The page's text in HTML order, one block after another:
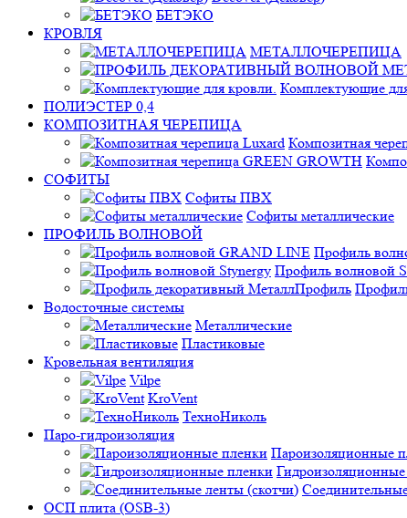
БЕТЭКО
КРОВЛЯ
МЕТАЛЛОЧЕРЕПИЦА
Комплектующие
ПОЛИЭСТЕР 0,4
КОМПОЗИТНАЯ ЧЕРЕПИЦА
Композитная
СОФИТЫ
Софиты ПВХ
Софиты металлические
ПРОФИЛЬ ВОЛНОВОЙ
Профиль
Профиль волновой
Водосточные системы
Металлические
Пластиковые
Кровельная вентиляция
Vilpe
KroVent
ТехноНиколь
Паро-гидроизоляция
Пароизоляционные
ОСП плита (OSB-3)